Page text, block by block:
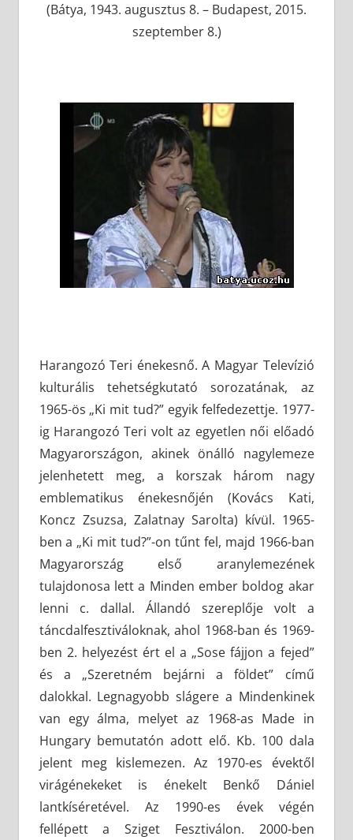
(Bátya, 1943. augusztus 8. – Budapest, 2015.
szeptember 8.)
Harangozó Teri énekesnő. A Magyar Televízió
kulturális tehetségkutató sorozatának, az
1965-ös „Ki mit tud?” egyik felfedezettje. 1977-
ig Harangozó Teri volt az egyetlen női előadó
Magyarországon, akinek önálló nagylemeze
jelenhetett meg, a korszak három nagy
emblematikus énekesnőjén (Kovács Kati,
Koncz Zsuzsa, Zalatnay Sarolta) kívül. 1965-
ben a „Ki mit tud?”-on tűnt fel, majd 1966-ban
Magyarország első aranylemezének
tulajdonosa lett a Minden ember boldog akar
lenni c. dallal. Állandó szereplője volt a
táncdalfesztiváloknak, ahol 1968-ban és 1969-
ben 2. helyezést ért el a „Sose fájjon a fejed”
és a „Szeretném bejárni a földet” című
dalokkal. Legnagyobb slágere a Mindenkinek
van egy álma, melyet az 1968-as Made in
Hungary bemutatón adott elő. Kb. 100 dala
jelent meg kislemezen. Az 1970-es évektől
virágénekeket is énekelt Benkő Dániel
lantkíséretével. Az 1990-es évek végén
fellépett a Sziget Fesztiválon. 2000-ben